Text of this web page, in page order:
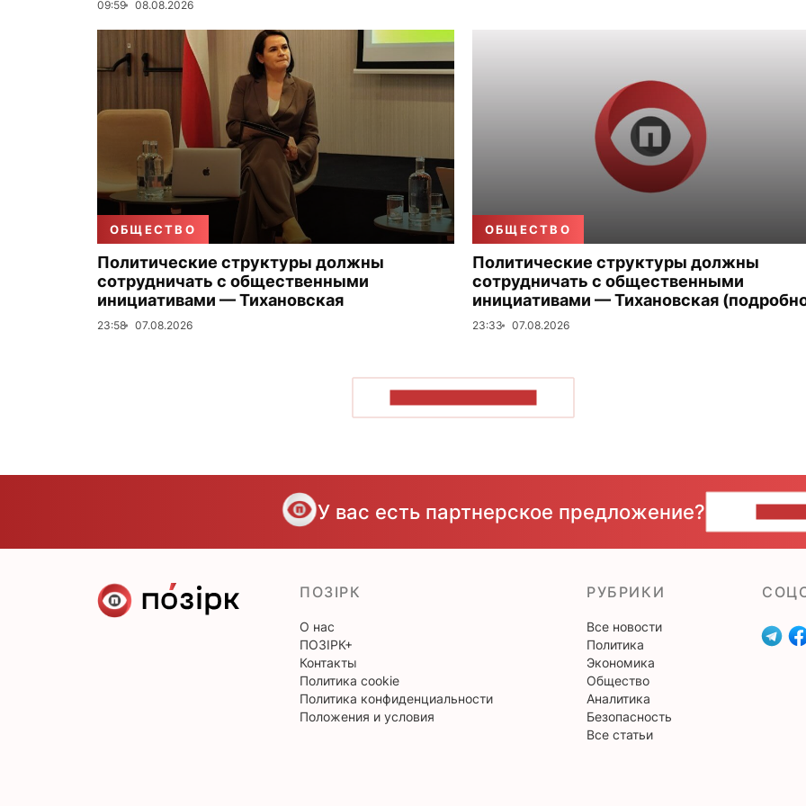
09:59 08.08.2026
ОБЩЕСТВО
Политические структуры должны
сотрудничать с общественными
инициативами — Тихановская
23:58 07.08.2026
ОБЩЕСТВО
Политические структуры должны
сотрудничать с общественными
инициативами — Тихановская
23:33 07.08.2026
У вас есть партнерское предложение?
ПОЗІРК
О нас
ПОЗІРК+
Контакты
Политика cookie
Политика конфиденциальности
Положения и условия
РУБРИКИ
Все новости
Политика
Экономика
Общество
Аналитика
Безопасность
Все статьи